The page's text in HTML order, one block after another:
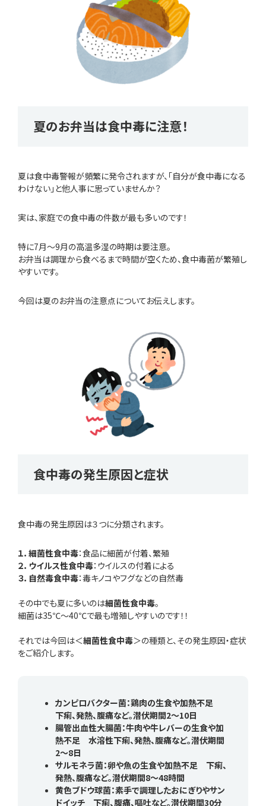
夏のお弁当は食中毒に注意！
夏は食中毒警報が頻繁に発令されますが、「自分が食中毒になる
わけない」と他人事に思っていませんか？
実は、家庭での食中毒の件数が最も多いのです！
特に7月〜9月の高温多湿の時期は要注意。
お弁当は調理から食べるまで時間が空くため、食中毒菌が繁殖し
やすいです。
今回は夏のお弁当の注意点についてお伝えします。
食中毒の発生原因と症状
食中毒の発生原因は３つに分類されます。
１．細菌性食中毒：食品に細菌が付着、繁殖
２．ウイルス性食中毒：ウイルスの付着による
３．自然毒食中毒：毒キノコやフグなどの自然毒
その中でも夏に多いのは細菌性食中毒。
細菌は35℃～40℃で最も増殖しやすいのです！！
それでは今回は＜細菌性食中毒＞の種類と、その発生原因・症状
をご紹介します。
カンピロバクター菌：鶏肉の生食や加熱不足
下痢、発熱、腹痛など。潜伏期間2～10日
腸管出血性大腸菌：牛肉や牛レバーの生食や加
熱不足 水溶性下痢、発熱、腹痛など。潜伏期間
2～8日
サルモネラ菌：卵や魚の生食や加熱不足 下痢、
発熱、腹痛など。潜伏期間8～48時間
黄色ブドウ球菌：素手で調理したおにぎりやサン
ドイッチ 下痢、腹痛、嘔吐など。潜伏期間30分